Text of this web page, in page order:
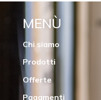
MENÙ
Chi siamo
Prodotti
Offerte
Pagamenti